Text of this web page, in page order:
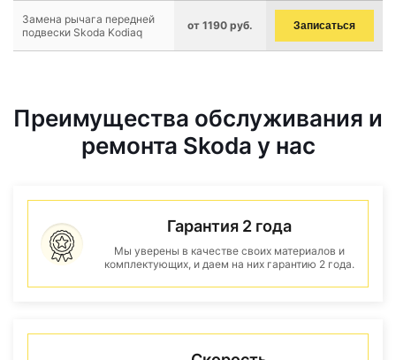
Замена рычага передней
подвески Skoda Kodiaq
от 1190 руб. Записаться
Преимущества обслуживания и
ремонта Skoda у нас
Гарантия 2 года
Мы уверены в качестве своих материалов и
комплектующих, и даем на них гарантию 2 года.